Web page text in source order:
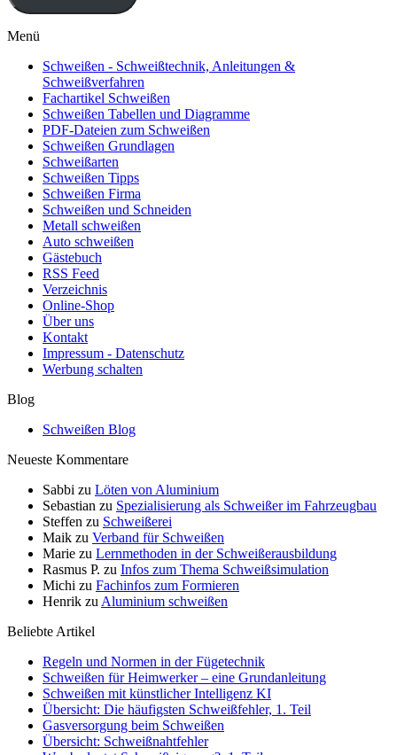
Menü
Schweißen - Schweißtechnik, Anleitungen &
Schweißverfahren
Fachartikel Schweißen
Schweißen Tabellen und Diagramme
PDF-Dateien zum Schweißen
Schweißen Grundlagen
Schweißarten
Schweißen Tipps
Schweißen Firma
Schweißen und Schneiden
Metall schweißen
Auto schweißen
Gästebuch
RSS Feed
Verzeichnis
Online-Shop
Über uns
Kontakt
Impressum - Datenschutz
Werbung schalten
Blog
Schweißen Blog
Neueste Kommentare
Sabbi zu Löten von Aluminium
Sebastian zu Spezialisierung als Schweißer im Fahrzeugbau
Steffen zu Schweißerei
Maik zu Verband für Schweißen
Marie zu Lernmethoden in der Schweißerausbildung
Rasmus P. zu Infos zum Thema Schweißsimulation
Michi zu Fachinfos zum Formieren
Henrik zu Aluminium schweißen
Beliebte Artikel
Regeln und Normen in der Fügetechnik
Schweißen für Heimwerker – eine Grundanleitung
Schweißen mit künstlicher Intelligenz KI
Übersicht: Die häufigsten Schweißfehler, 1. Teil
Gasversorgung beim Schweißen
Übersicht: Schweißnahtfehler